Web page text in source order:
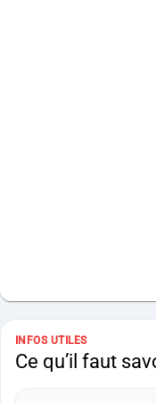
INFOS UTILES
Ce qu’il faut